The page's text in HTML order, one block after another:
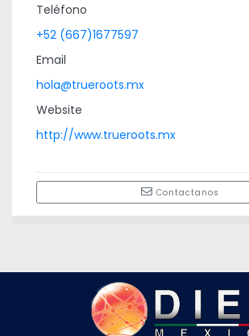
Teléfono
+52 (667)1677597
Email
hola@trueroots.mx
Website
http://www.trueroots.mx
Contactanos